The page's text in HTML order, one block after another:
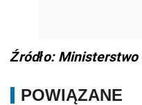
Źródło: Ministerstwo
POWIĄZANE